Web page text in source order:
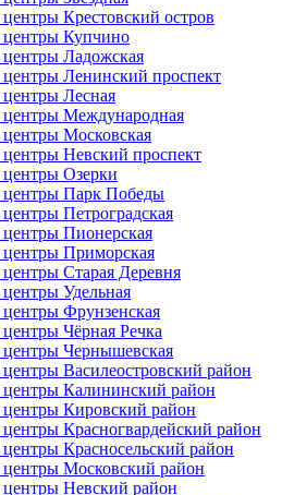
Крестовский остров
центры Купчино
Ладожская
Ленинский проспект
Лесная
центры Международная
Московская
Невский проспект
Озерки
центры Парк Победы
Петроградская
Пионерская
центры Приморская
Старая Деревня
Удельная
Фрунзенская
Чёрная Речка
центры Чернышевская
Василеостровский район
центры Калининский район
центры Кировский район
Красногвардейский район
Красносельский район
центры Московский район
Невский район